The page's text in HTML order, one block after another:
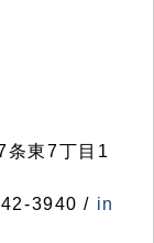
東7丁目1
3940 / in